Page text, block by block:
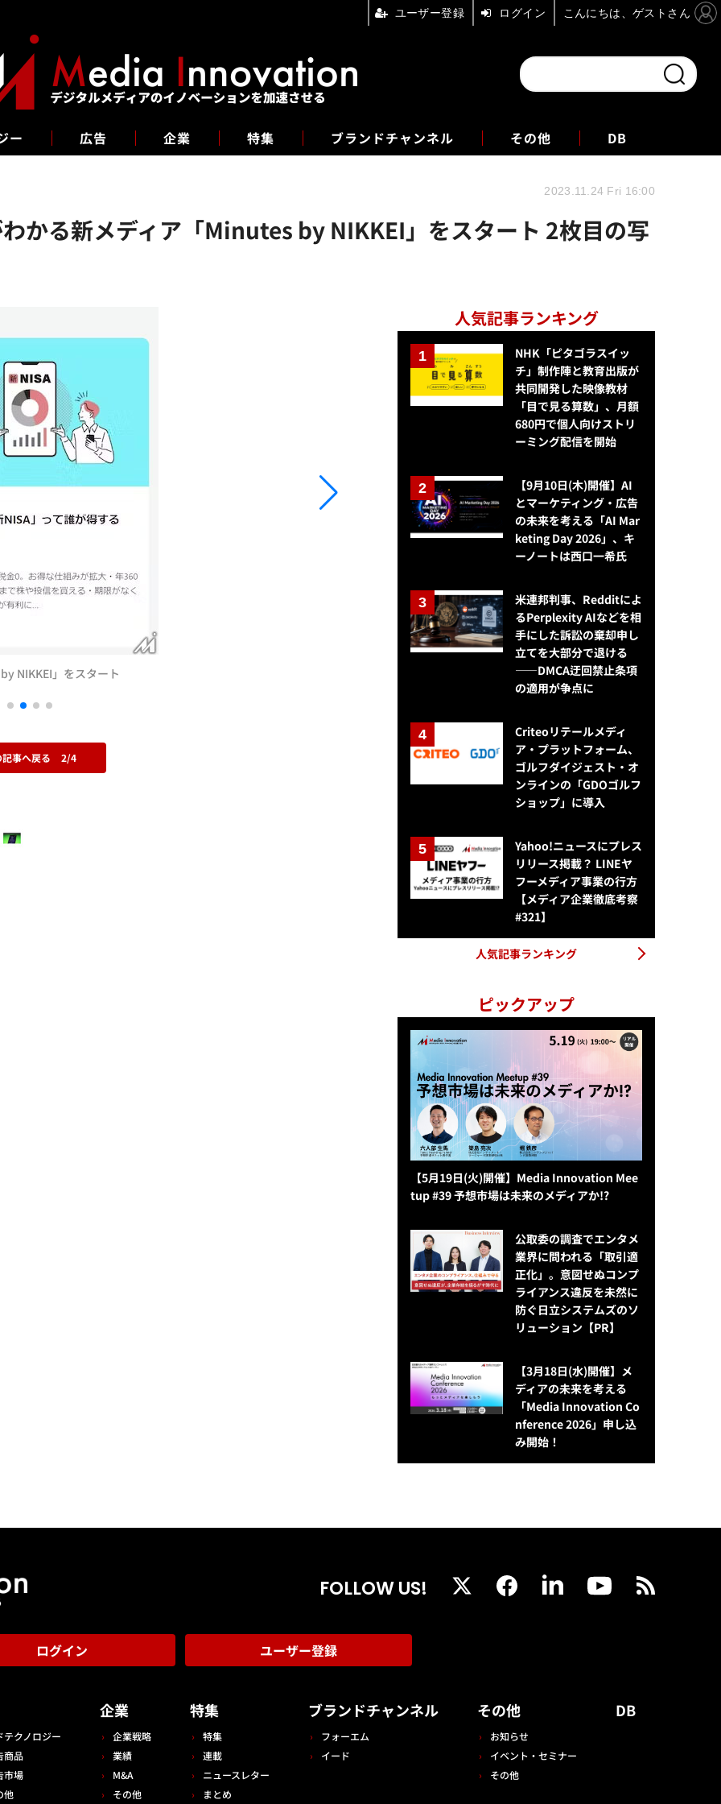
ー 広告 企業 特集 ブランドチャンネル
フォーエム その他 DB
かる新メディア「Minutes by NIKKEI」をスタート 2枚目の写
2023.11.24 Fri 16:00
NIKKEI」をスタート
事へ戻る 2/4
人気記事ランキング
NHK「ピタゴラスイッ
チ」制作陣と教育出版が
共同開発した映像教材
「目で見る算数」、月額
680円で個人向けストリ
ーミング配信を開始
【9月10日(木)開催】AI
とマーケティング・広告
の未来を考える「AI Mar
keting Day 2026」、キ
ーノートは西口一希氏
米連邦判事、Redditによ
るPerplexity AIなどを相
手にした訴訟の棄却申し
立てを大部分で退ける
——DMCA迂回禁止条項
の適用が争点に
Criteoリテールメディ
ア・プラットフォーム、
ゴルフダイジェスト・オ
ンラインの「GDOゴルフ
ショップ」に導入
Yahoo!ニュースにプレス
リリース掲載？ LINEヤ
フーメディア事業の行方
【メディア企業徹底考察
#321】
人気記事ランキング
ピックアップ
【5月19日(火)開催】Media Innovation Mee
tup #39 予想市場は未来のメディアか!?
公​​取委の調査でエンタメ
業界に問われる「取引適
正化」。意図せぬコンプ
ライアンス違反を未然に
防ぐ日立システムズのソ
リューション​【PR】
【3月18日(水)開催】メ
ディアの未来を考える
「Media Innovation Co
nference 2026」申し込
み開始！
FOLLOW US!
ログイン ユーザー登録
テクノロジー
商品
市場
他
企業
企業戦略
業績
M&A
その他
特集
特集
連載
ニュースレター
まとめ
ブランドチャンネル
フォーエム
イード
その他
お知らせ
イベント・セミナー
その他
DB
ユーザー登録 ログイン こんにちは、ゲストさん